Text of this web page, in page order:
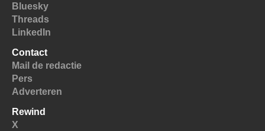
Bluesky
Threads
LinkedIn
Contact
Mail de redactie
Pers
Adverteren
Rewind
X